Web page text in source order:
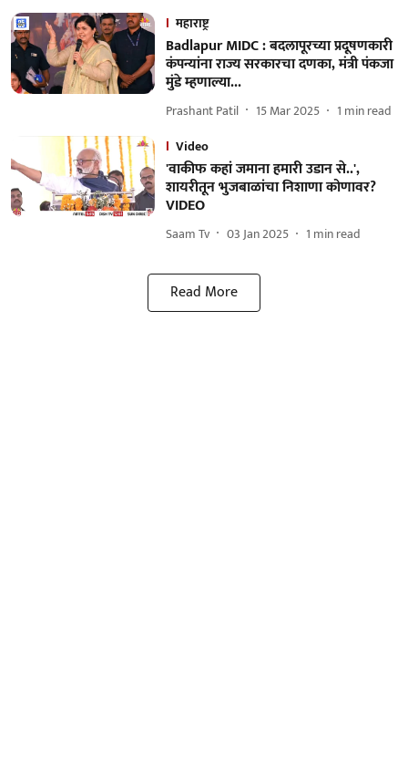
महाराष्ट्र
Badlapur MIDC : बदलापूरच्या प्रदूषणकारी
कंपन्यांना राज्य सरकारचा दणका, मंत्री पंकजा
मुंडे म्हणाल्या...
Prashant Patil 15 Mar 2025 1 min read
Video
'वाकीफ कहां जमाना हमारी उडान से..',
शायरीतून भुजबाळांचा निशाणा कोणावर?
VIDEO
Saam Tv 03 Jan 2025 1 min read
Read More